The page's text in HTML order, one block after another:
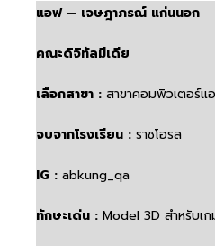
แอฟ – เจษฎาภรณ์ แก่นนอก
คณะดิจิทัลมีเดีย
เลือกสาขา : สาขาคอมพิวเตอร์แ
จบจากโรงเรียน : ราชโอรส
IG : abkung_qa
ทักษะเด่น : Model 3D สำหรับเ